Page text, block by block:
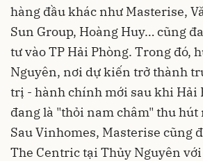
hàng đầu khác như Masterise,
Sun Group, Hoàng Huy… cũng
tư vào TP Hải Phòng. Trong đó,
Nguyên, nơi dự kiến trở thành
trị - hành chính mới sau khi Hải
đang là "thỏi nam châm" thu
Sau Vinhomes, Masterise cũng
The Centric tại Thủy Nguyên